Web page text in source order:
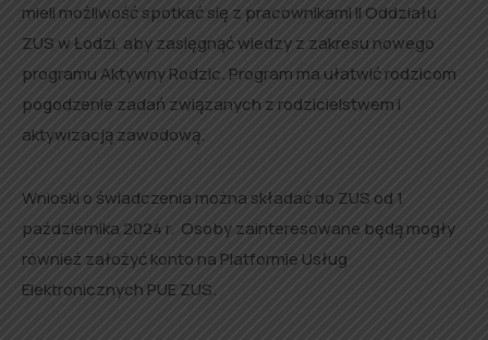
mieli możliwość spotkać się z pracownikami II Oddziału
ZUS w Łodzi, aby zasięgnąć wiedzy z zakresu nowego
programu Aktywny Rodzic. Program ma ułatwić rodzicom
pogodzenie zadań związanych z rodzicielstwem i
aktywizacją zawodową.
Wnioski o świadczenia można składać do ZUS od 1
października 2024 r. Osoby zainteresowane będą mogły
również założyć konto na Platformie Usług
Elektronicznych PUE ZUS.